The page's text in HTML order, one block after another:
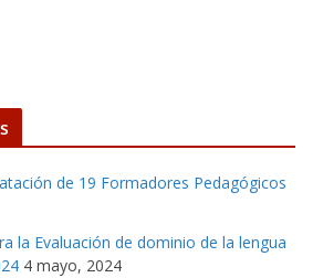
de 19 Formadores Pedagógicos
la Evaluación de dominio de la lengua
4 mayo, 2024